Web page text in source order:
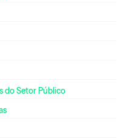
do Setor Público